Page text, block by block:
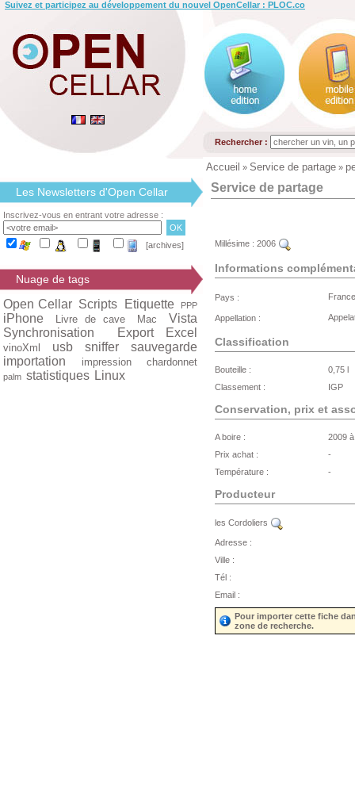
Suivez et participez au développement du nouvel OpenCellar : PLOC.co
Rechercher :
Accueil » Service de partage »
Les Newsletters d'Open Cellar
Inscrivez-vous en entrant votre adresse :
[archives]
Nuage de tags
Open Cellar Scripts Etiquette PPP
iPhone Livre de cave Mac
Vista
Synchronisation
Export Excel
vinoXml usb sniffer
sauvegarde
importation
impression chardonnet
palm statistiques Linux
Service de partage
Millésime : 2006
Informations
Pays :
Appellation :
Classification
Bouteille :
0,75 l
Classement :
IGP
Conservation, prix et
A boire :
2009
Prix achat :
-
Température :
-
Producteur
les Cordoliers
Adresse :
Ville :
Tél :
Email :
Pour importer cette fiche
zone de recherche.